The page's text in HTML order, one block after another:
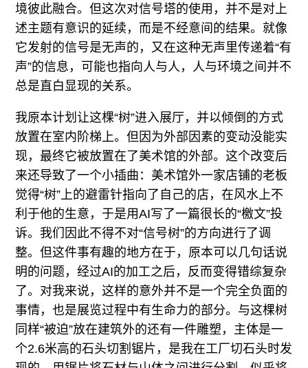
境彼此融合。但这次对信号塔的使用，并不是对上
述主题有意识的延续，而是不经意间的结果。就像
它发射的信号是无声的，又在这种无声里传递着“有
声”的信息，可能也指向人与人，人与环境之间并不
总是直白显现的关系。
我原本计划让这棵“树”进入展厅，并以倾倒的方式
放置在室内阶梯上。但因为外部因素的变动没能实
现，最终它被放置在了美术馆的外部。这个改变后
来还导致了一个小插曲：美术馆外一家店铺的老板
觉得“树”上的避雷针指向了自己的店，在风水上不
利于他的生意，于是用AI写了一篇很长的“檄文”投
诉。我们因此不得不对“信号树”的方向进行了调
整。但这件事有趣的地方在于，原本可以几句话说
明的问题，经过AI的加工之后，反而变得错综复杂
了。对我来说，这样的意外并不是一个完全负面的
事情，也是展览过程中有生命力的部分。与这棵树
同样“被迫”放在建筑外的还有一件雕塑，主体是一
个2.6米高的石头切割锯片，是我在工厂切石头时发